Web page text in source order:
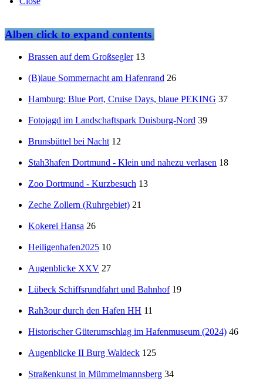
Albenclick to expand contents
Brassen auf dem Großsegler 13
(B)laue Sommernacht am Hafenrand 26
Hamburg: Blue Port, Cruise Days, blaue PEKING 37
Fotojagd im Landschaftspark Duisburg-Nord 39
Brunsbüttel bei Nacht 12
Stah3hafen Dortmund - Klein und nahezu verlasen 18
Zoo Dortmund - Kurzbesuch 13
Zeche Zollern (Ruhrgebiet) 21
Kokerei Hansa 26
Heiligenhafen2025 10
Augenblicke XXV 27
Lübeck Schiffsrundfahrt und Bahnhof 19
Rah3our durch den Hafen HH 11
Historischer Güterumschlag im Hafenmuseum (2024) 46
Augenblicke II Burg Waldeck 125
Straßenkunst in Mümmelmannsberg 34